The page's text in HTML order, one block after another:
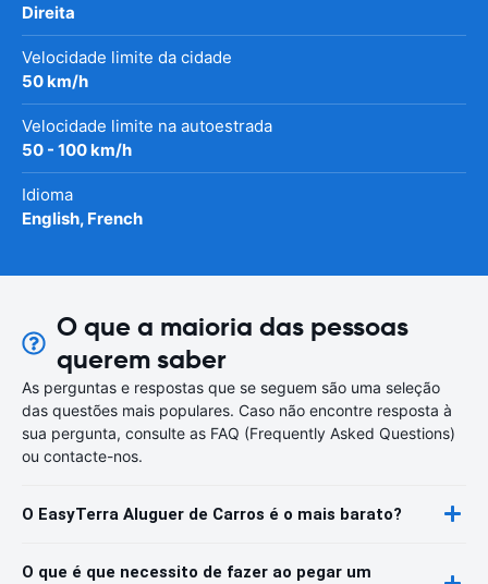
Direita
Velocidade limite da cidade
50 km/h
Velocidade limite na autoestrada
50 - 100 km/h
Idioma
English, French
O que a maioria das pessoas
querem saber
As perguntas e respostas que se seguem são uma seleção
das questões mais populares. Caso não encontre resposta à
sua pergunta, consulte as FAQ (Frequently Asked Questions)
ou contacte-nos.
O EasyTerra Aluguer de Carros é o mais barato?
O que é que necessito de fazer ao pegar um